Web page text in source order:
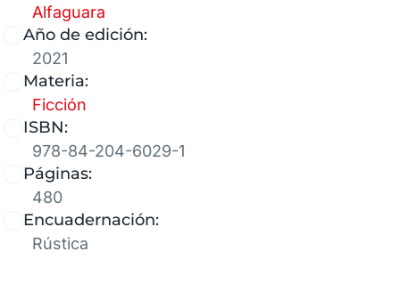
Alfaguara
Año de edición:
2021
Materia:
Ficción
ISBN:
978-84-204-6029-1
Páginas:
480
Encuadernación:
Rústica